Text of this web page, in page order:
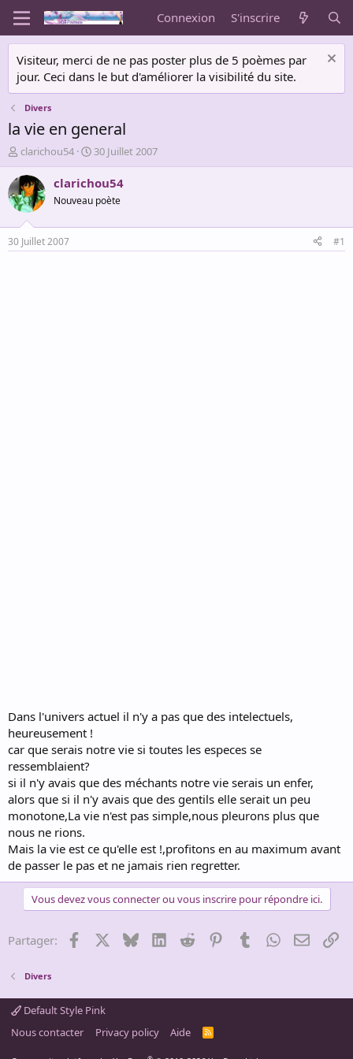
Connexion S'inscrire
Visiteur, merci de ne pas poster plus de 5 poèmes par
jour. Ceci dans le but d'améliorer la visibilité du site.
Divers
la vie en general
A
u
t
e
u
r
d
e
clarichou54
D
a
t
d
é
30 Juillet 2007
clarichou54
Nouveau poète
30 Juillet 2007 #1
Dans l'univers actuel il n'y a pas que des intelectuels,
heureusement !
car que serais notre vie si toutes les especes se
ressemblaient?
si il n'y avais que des méchants notre vie serais un enfer,
alors que si il n'y avais que des gentils elle serait un peu
monotone,La vie n'est pas simple,nous pleurons plus que
nous ne rions.
Mais la vie est ce qu'elle est !,profitons en au maximum avant
de passer le pas et ne jamais rien regretter.
Vous devez vous connecter ou vous inscrire pour répondre ici.
Partager: Facebook BlueskyLinkedInReddit PinterestTumblrWhatsApp
Email
Divers
Default Style Pink
Nous contacter
Privacy policy Aide
R